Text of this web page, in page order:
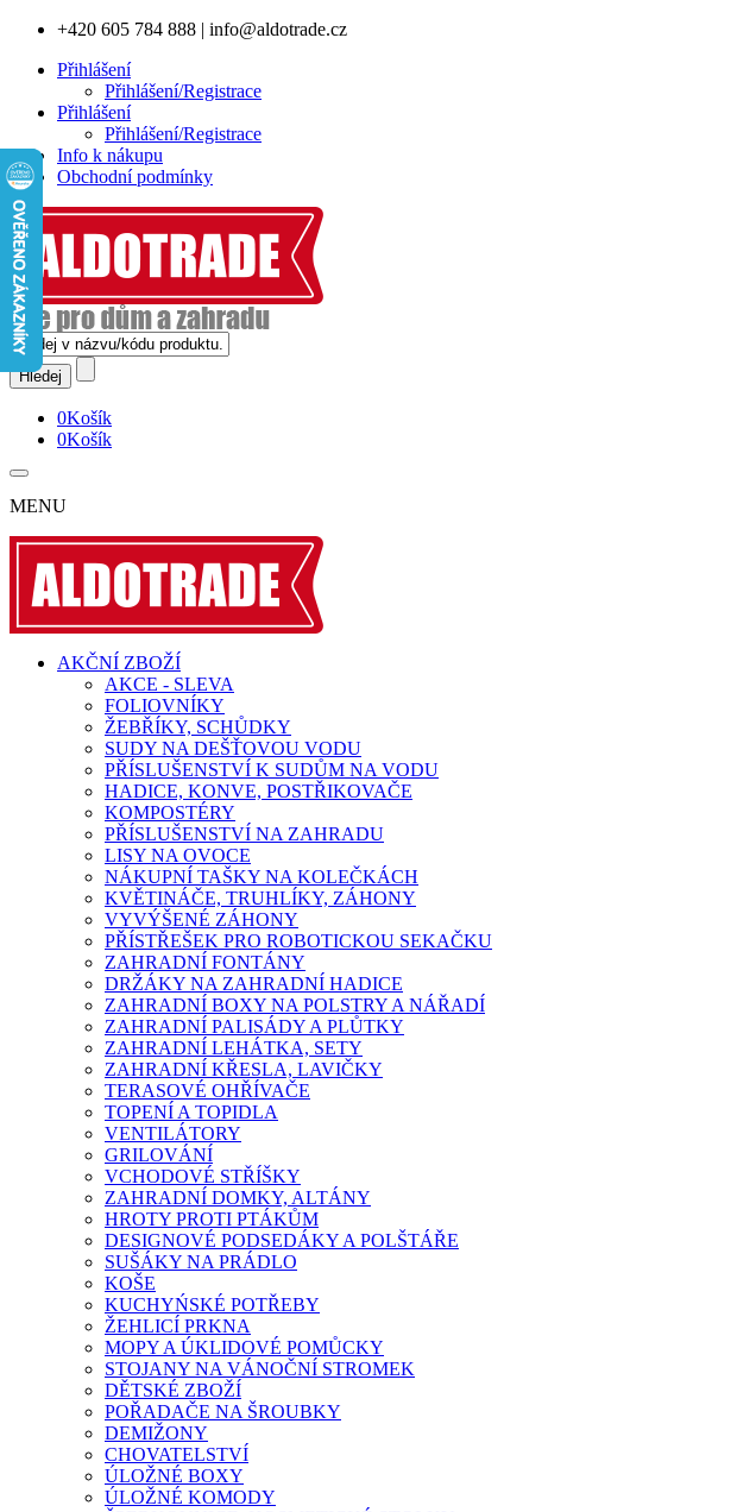
+420 605 784 888 | info@aldotrade.cz
Přihlášení
Přihlášení/Registrace
Přihlášení
Přihlášení/Registrace
Info k nákupu
Obchodní podmínky
0Košík
0Košík
MENU
AKČNÍ ZBOŽÍ
AKCE - SLEVA
FOLIOVNÍKY
ŽEBŘÍKY, SCHŮDKY
SUDY NA DEŠŤOVOU VODU
PŘÍSLUŠENSTVÍ K SUDŮM NA VODU
HADICE, KONVE, POSTŘIKOVAČE
KOMPOSTÉRY
PŘÍSLUŠENSTVÍ NA ZAHRADU
LISY NA OVOCE
NÁKUPNÍ TAŠKY NA KOLEČKÁCH
KVĚTINÁČE, TRUHLÍKY, ZÁHONY
VYVÝŠENÉ ZÁHONY
PŘÍSTŘEŠEK PRO ROBOTICKOU SEKAČKU
ZAHRADNÍ FONTÁNY
DRŽÁKY NA ZAHRADNÍ HADICE
ZAHRADNÍ BOXY NA POLSTRY A NÁŘADÍ
ZAHRADNÍ PALISÁDY A PLŮTKY
ZAHRADNÍ LEHÁTKA, SETY
ZAHRADNÍ KŘESLA, LAVIČKY
TERASOVÉ OHŘÍVAČE
TOPENÍ A TOPIDLA
VENTILÁTORY
GRILOVÁNÍ
VCHODOVÉ STŘÍŠKY
ZAHRADNÍ DOMKY, ALTÁNY
HROTY PROTI PTÁKŮM
DESIGNOVÉ PODSEDÁKY A POLŠTÁŘE
SUŠÁKY NA PRÁDLO
KOŠE
KUCHYŃSKÉ POTŘEBY
ŽEHLICÍ PRKNA
MOPY A ÚKLIDOVÉ POMŮCKY
STOJANY NA VÁNOČNÍ STROMEK
DĚTSKÉ ZBOŽÍ
POŘADAČE NA ŠROUBKY
DEMIŽONY
CHOVATELSTVÍ
ÚLOŽNÉ BOXY
ÚLOŽNÉ KOMODY